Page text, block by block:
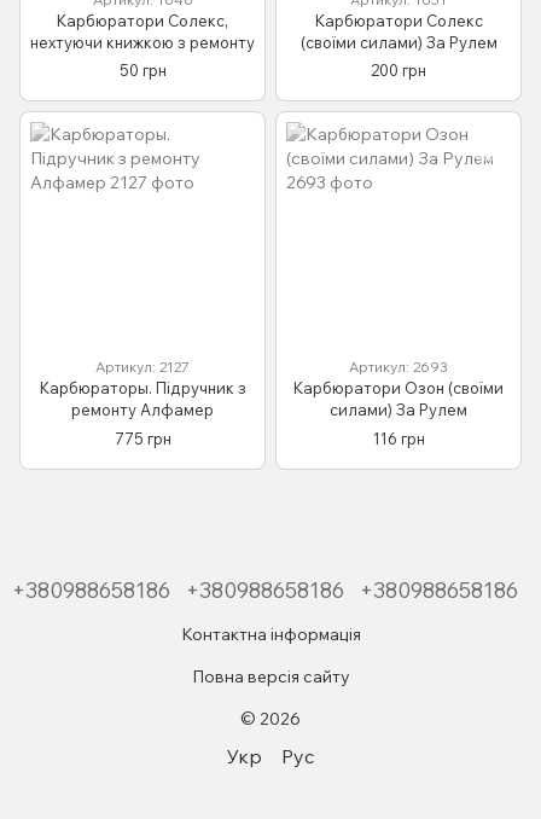
Карбюратори Солекс,
нехтуючи книжкою з ремонту
50 грн
Карбюратори Солекс
(своїми силами) За Рулем
200 грн
Артикул: 2127
Карбюраторы. Підручник з
ремонту Алфамер
775 грн
Артикул: 2693
Карбюратори Озон (своїми
силами) За Рулем
116 грн
+380988658186 +380988658186 +380988658186
Контактна інформація
Повна версія сайту
© 2026
Укр Рус